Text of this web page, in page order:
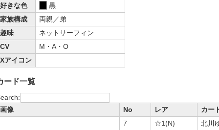
好きな色
黒
家族構成
両親／弟
趣味
ネットサーフィン
CV
M・A・O
Xアイコン
ード一覧
画像
No レア
カー
7
☆1(N)
北川